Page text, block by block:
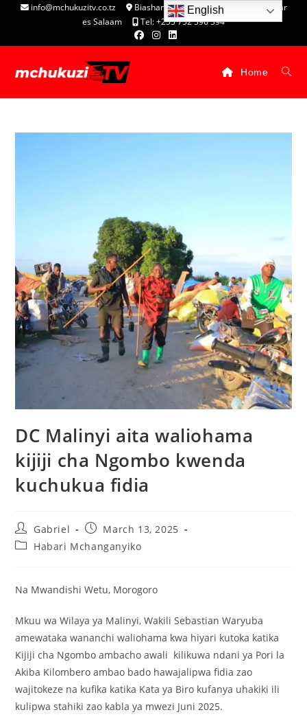
info@mchukuzitv.co.tz
Biashara Complex - P.O. Box 25074, Dar
es Salaam
Tel: +255 752 396 394
Home
DC Malinyi aita waliohama
kijiji cha Ngombo kwenda
kuchukua fidia
Gabriel
March 13, 2025
Habari Mchanganyiko
Na Mwandishi Wetu, Morogoro
Mkuu wa Wilaya ya Malinyi, Wakili Sebastian Waryuba
amewataka wananchi waliohama kwa hiyari kutoka katika
Kijiji cha Ngombo ambacho awali kilikuwa ndani ya Pori la
Akiba Kilombero ambao bado hawajalipwa fidia zao
wajitokeze na kufika katika Kata ya Biro kufanya uhakiki ili
kulipwa stahiki zao kabla ya mwezi Juni 2025.
English